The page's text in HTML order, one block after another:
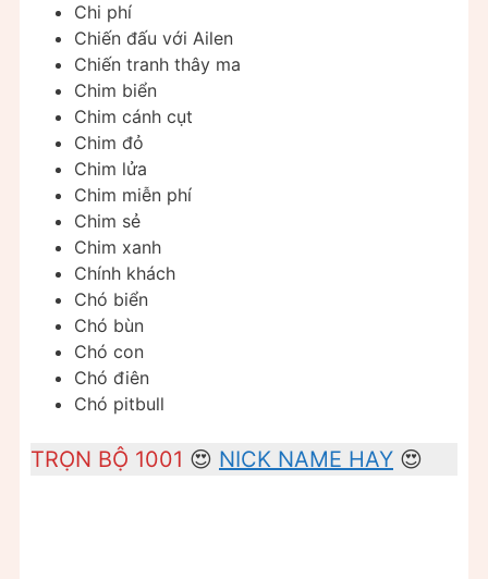
Chi phí
Chiến đấu với Ailen
Chiến tranh thây ma
Chim biển
Chim cánh cụt
Chim đỏ
Chim lửa
Chim miễn phí
Chim sẻ
Chim xanh
Chính khách
Chó biển
Chó bùn
Chó con
Chó điên
Chó pitbull
TRỌN BỘ 1001 😍 NICK NAME HAY 😍